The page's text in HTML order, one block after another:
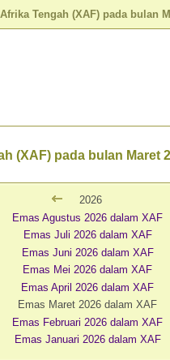
Tengah (XAF) pada bulan
(XAF) pada bulan Maret
2026
Emas Agustus 2026 dalam XAF
Emas Juli 2026 dalam XAF
Emas Juni 2026 dalam XAF
Emas Mei 2026 dalam XAF
Emas April 2026 dalam XAF
Emas Maret 2026 dalam XAF
Emas Februari 2026 dalam XAF
Emas Januari 2026 dalam XAF